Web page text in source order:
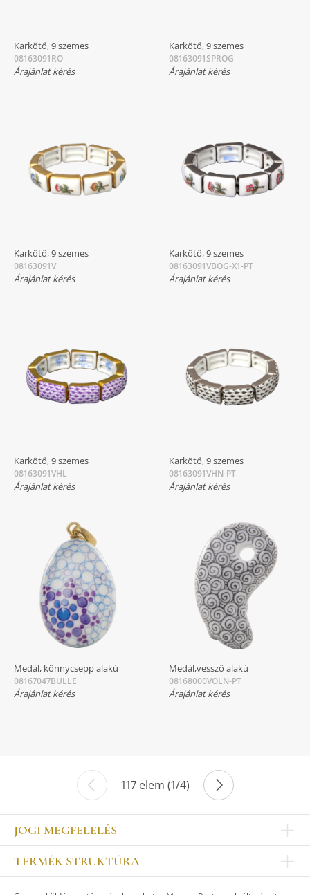
Karkötő, 9 szemes
08163091RO
Árajánlat kérés
Karkötő, 9 szemes
08163091SPROG
Árajánlat kérés
Karkötő, 9 szemes
08163091V
Árajánlat kérés
Karkötő, 9 szemes
08163091VBOG-X1-PT
Árajánlat kérés
Karkötő, 9 szemes
08163091VHL
Árajánlat kérés
Karkötő, 9 szemes
08163091VHN-PT
Árajánlat kérés
Medál, könnycsepp alakú
08167047BULLE
Árajánlat kérés
Medál,vessző alakú
08168000VOLN-PT
Árajánlat kérés
117 elem (1/4)
JOGI MEGFELELÉS
Impresszum
Kapcsolat
TERMÉK STRUKTÚRA